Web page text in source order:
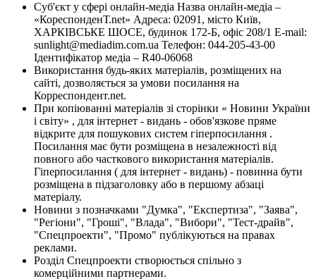
Суб'єкт у сфері онлайн-медіа Назва онлайн-медіа –
«КореспонденТ.net» Адреса: 02091, місто Київ,
ХАРКІВСЬКЕ ШОСЕ, будинок 172-Б, офіс 208/1 E-mail:
sunlight@mediadim.com.ua Телефон: 044-205-43-00
Ідентифікатор медіа – R40-06068
Використання будь-яких матеріалів, розміщених на
сайті, дозволяється за умови посилання на
Корреспондент.net.
При копіюванні матеріалів зі сторінки « Новини України
і світу» , для інтернет - видань - обов'язкове пряме
відкрите для пошукових систем гіперпосилання .
Посилання має бути розміщена в незалежності від
повного або часткового використання матеріалів.
Гіперпосилання ( для інтернет - видань) - повинна бути
розміщена в підзаголовку або в першому абзаці
матеріалу.
Новини з позначками "Думка", "Експертиза", "Заява",
"Регіони", "Гроші", "Влада", "Вибори", "Тест-драйв",
"Спецпроекти", "Промо" публікуються на правах
реклами.
Розділ Спецпроекти створюється спільно з
комерційними партнерами.